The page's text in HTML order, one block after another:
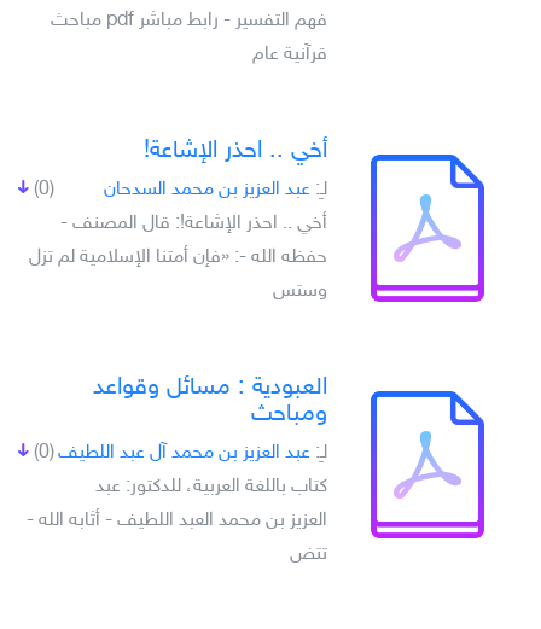
فهم التفسير - رابط مباشر pdf مباحث
قرآنية عام
أخي .. احذر الإشاعة!
(0) لـِ: عبد العزيز بن محمد السدحان
أخي .. احذر الإشاعة!: قال المصنف -
حفظه الله -: «فإن أمتنا الإسلامية لم تزل
وستس
العبودية : مسائل وقواعد
ومباحث
(0) لـِ: عبد العزيز بن محمد آل عبد اللطيف
كتاب باللغة العربية، للدكتور: عبد
العزيز بن محمد العبد اللطيف - أثابه الله -
تتض